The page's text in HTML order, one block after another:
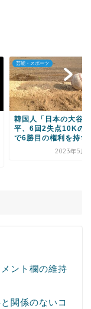
芸能・スポーツ
韓国人「MLB挑戦中
コ・ウソクの近況を
ください・・・」
ント欄の維持
関係のないコ